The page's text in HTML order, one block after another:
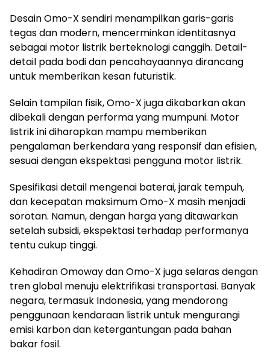
Desain Omo-X sendiri menampilkan garis-garis
tegas dan modern, mencerminkan identitasnya
sebagai motor listrik berteknologi canggih. Detail-
detail pada bodi dan pencahayaannya dirancang
untuk memberikan kesan futuristik.
Selain tampilan fisik, Omo-X juga dikabarkan akan
dibekali dengan performa yang mumpuni. Motor
listrik ini diharapkan mampu memberikan
pengalaman berkendara yang responsif dan efisien,
sesuai dengan ekspektasi pengguna motor listrik.
Spesifikasi detail mengenai baterai, jarak tempuh,
dan kecepatan maksimum Omo-X masih menjadi
sorotan. Namun, dengan harga yang ditawarkan
setelah subsidi, ekspektasi terhadap performanya
tentu cukup tinggi.
Kehadiran Omoway dan Omo-X juga selaras dengan
tren global menuju elektrifikasi transportasi. Banyak
negara, termasuk Indonesia, yang mendorong
penggunaan kendaraan listrik untuk mengurangi
emisi karbon dan ketergantungan pada bahan
bakar fosil.